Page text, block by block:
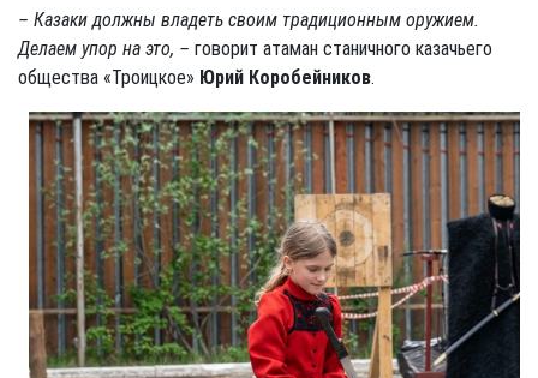
– Казаки должны владеть своим традиционным оружием.
Делаем упор на это, – говорит атаман станичного казачьего
общества «Троицкое» Юрий Коробейников.